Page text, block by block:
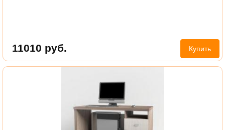
11010 руб. Купить